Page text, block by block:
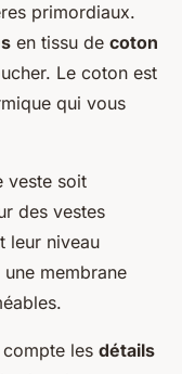
primordiaux.
en tissu de coton
Le coton est
qui vous
veste soit
des vestes
leur niveau
membrane
compte les détails